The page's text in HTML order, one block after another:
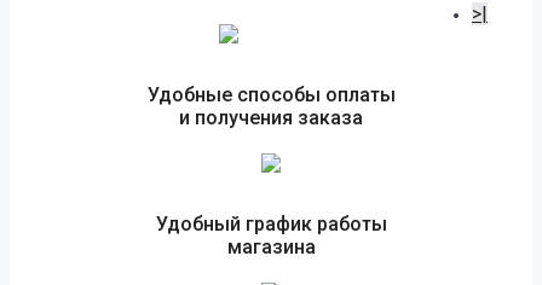
>|
Удобные способы оплаты
и получения заказа
Удобный график работы
магазина